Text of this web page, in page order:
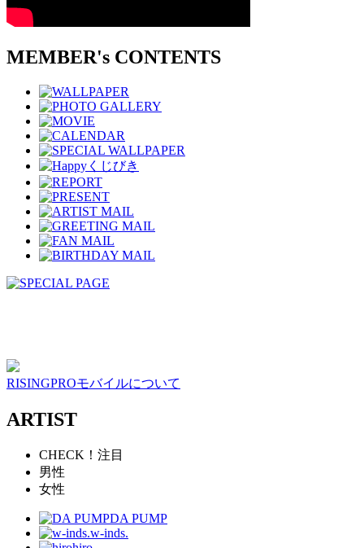
MEMBER's CONTENTS
RISINGPROモバイルについて
ARTIST
CHECK！注目
男性
女性
DA PUMP
w-inds.